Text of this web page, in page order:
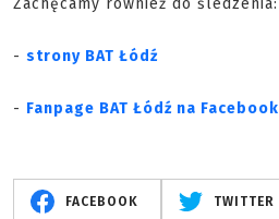
Zachęcamy również do śledzenia:
- strony BAT Łódź
- Fanpage BAT Łódź na Facebook
FACEBOOK TWITTER